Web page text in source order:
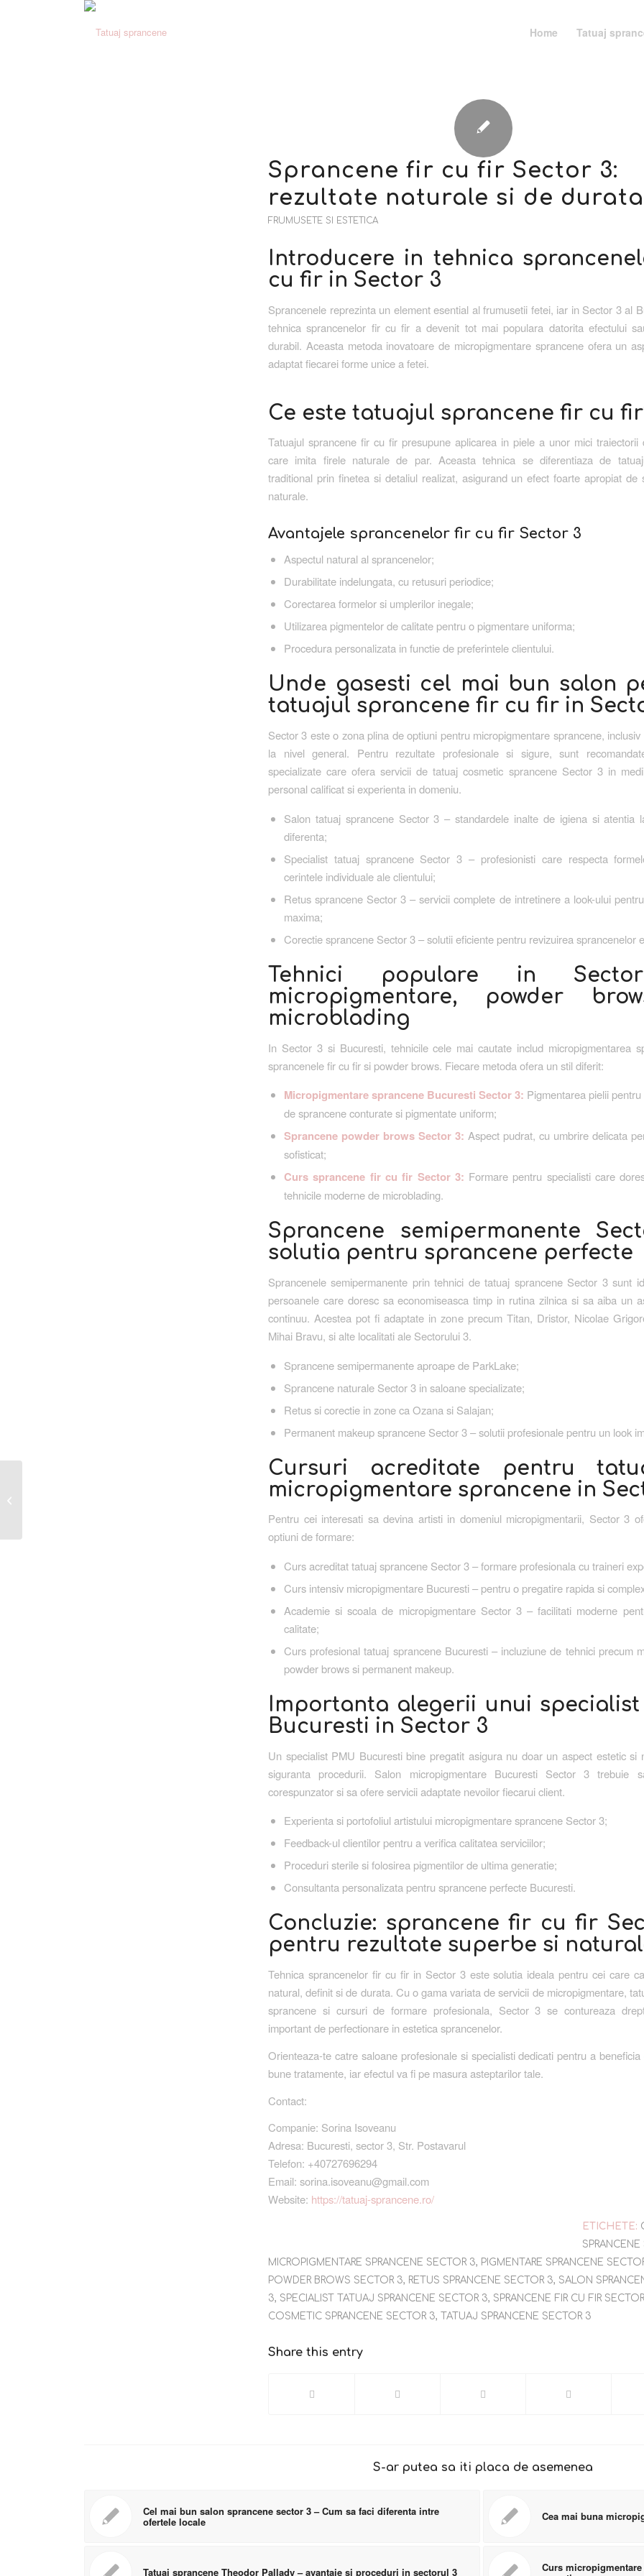
Home Tatuaj
Sprancene fir cu fir Sector 3:
rezultate naturale si de durata
FRUMUSETE SI ESTETICA
Introducere in tehnica
cu fir in Sector 3
Sprancenele reprezinta un element esential al frumusetii fetei, iar in Sector 3 al
tehnica sprancenelor fir cu fir a devenit tot mai populara datorita efectului
durabil. Aceasta metoda inovatoare de micropigmentare sprancene ofera un
adaptat fiecarei forme unice a fetei.
Ce este tatuajul sprancene fir cu
Tatuajul sprancene fir cu fir presupune aplicarea in piele a unor mici traiectorii
care imita firele naturale de par. Aceasta tehnica se diferentiaza de
traditional prin finetea si detaliul realizat, asigurand un efect foarte apropiat de
naturale.
Avantajele sprancenelor fir cu fir Sector 3
Aspectul natural al sprancenelor;
Durabilitate indelungata, cu retusuri periodice;
Corectarea formelor si umplerilor inegale;
Utilizarea pigmentelor de calitate pentru o pigmentare uniforma;
Procedura personalizata in functie de preferintele clientului.
Unde gasesti cel mai bun salon
tatuajul sprancene fir cu fir in
Sector 3 este o zona plina de optiuni pentru micropigmentare sprancene,
la nivel general. Pentru rezultate profesionale si sigure, sunt
specializate care ofera servicii de tatuaj cosmetic sprancene Sector 3 in
personal calificat si experienta in domeniu.
Salon tatuaj sprancene Sector 3 – standardele inalte de igiena si atentia
diferenta;
Specialist tatuaj sprancene Sector 3 – profesionisti care respecta
cerintele individuale ale clientului;
Retus sprancene Sector 3 – servicii complete de intretinere a look-ului
maxima;
Corectie sprancene Sector 3 – solutii eficiente pentru revizuirea sprancenelor
Tehnici populare in
micropigmentare, powder
microblading
In Sector 3 si Bucuresti, tehnicile cele mai cautate includ micropigmentarea
sprancenele fir cu fir si powder brows. Fiecare metoda ofera un stil diferit:
Micropigmentare sprancene Bucuresti Sector 3: Pigmentarea pielii
de sprancene conturate si pigmentate uniform;
Sprancene powder brows Sector 3: Aspect pudrat, cu umbrire delicata
sofisticat;
Curs sprancene fir cu fir Sector 3: Formare pentru specialisti care
tehnicile moderne de microblading.
Sprancene semipermanente
solutia pentru sprancene perfecte
Sprancenele semipermanente prin tehnici de tatuaj sprancene Sector 3 sunt
persoanele care doresc sa economiseasca timp in rutina zilnica si sa aiba un
continuu. Acestea pot fi adaptate in zone precum Titan, Dristor, Nicolae
Mihai Bravu, si alte localitati ale Sectorului 3.
Sprancene semipermanente aproape de ParkLake;
Sprancene naturale Sector 3 in saloane specializate;
Retus si corectie in zone ca Ozana si Salajan;
Permanent makeup sprancene Sector 3 – solutii profesionale pentru un look
Cursuri acreditate pentru
micropigmentare sprancene in
Pentru cei interesati sa devina artisti in domeniul micropigmentarii, Sector 3
optiuni de formare:
Curs acreditat tatuaj sprancene Sector 3 – formare profesionala cu traineri
Curs intensiv micropigmentare Bucuresti – pentru o pregatire rapida si
Academie si scoala de micropigmentare Sector 3 – facilitati moderne
calitate;
Curs profesional tatuaj sprancene Bucuresti – incluziune de tehnici precum
powder brows si permanent makeup.
Importanta alegerii unui specialist
Bucuresti in Sector 3
Un specialist PMU Bucuresti bine pregatit asigura nu doar un aspect estetic si
siguranta procedurii. Salon micropigmentare Bucuresti Sector 3 trebuie
corespunzator si sa ofere servicii adaptate nevoilor fiecarui client.
Experienta si portofoliul artistului micropigmentare sprancene Sector 3;
Feedback-ul clientilor pentru a verifica calitatea serviciilor;
Proceduri sterile si folosirea pigmentilor de ultima generatie;
Consultanta personalizata pentru sprancene perfecte Bucuresti.
Concluzie: sprancene fir cu fir
pentru rezultate superbe si
Tehnica sprancenelor fir cu fir in Sector 3 este solutia ideala pentru cei care
natural, definit si de durata. Cu o gama variata de servicii de micropigmentare,
sprancene si cursuri de formare profesionala, Sector 3 se contureaza
important de perfectionare in estetica sprancenelor.
Orienteaza-te catre saloane profesionale si specialisti dedicati pentru a
bune tratamente, iar efectul va fi pe masura asteptarilor tale.
Contact:
Companie: Sorina Isoveanu
Adresa: Bucuresti, sector 3, Str. Postavarul
Telefon: +40727696294
Email: sorina.isoveanu@gmail.com
Website: https://tatuaj-sprancene.ro/
ETICHETE:
MICROPIGMENTARE SPRANCENE SECTOR 3, PIGMENTARE SPRANCENE
POWDER BROWS SECTOR 3, RETUS SPRANCENE SECTOR 3, SALON
3, SPECIALIST TATUAJ SPRANCENE SECTOR 3, SPRANCENE FIR CU FIR
COSMETIC SPRANCENE SECTOR 3, TATUAJ SPRANCENE SECTOR 3
Share this entry
S-ar putea sa iti placa de asemenea
Cel mai bun salon sprancene sector 3 – Cum sa faci diferenta intre
ofertele locale Cea mai buna
Tatuaj sprancene Theodor Pallady – avantaje si proceduri in sectorul 3 Curs